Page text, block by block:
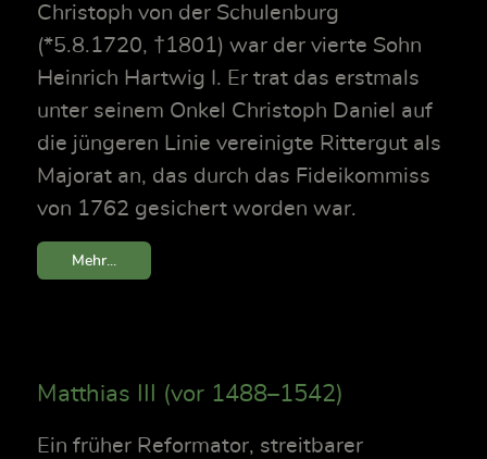
Christoph von der Schulenburg
(*5.8.1720, †1801) war der vierte Sohn
Heinrich Hartwig I. Er trat das erstmals
unter seinem Onkel Christoph Daniel auf
die jüngeren Linie vereinigte Rittergut als
Majorat an, das durch das Fideikommiss
von 1762 gesichert worden war.
Mehr...
Matthias III (vor 1488–1542)
Ein früher Reformator, streitbarer